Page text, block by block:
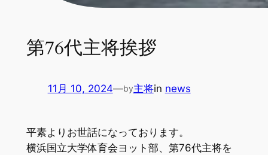
第76代主将挨拶
11月 10, 2024—by主将in news
平素よりお世話になっております。
横浜国立大学体育会ヨット部、第76代主将を